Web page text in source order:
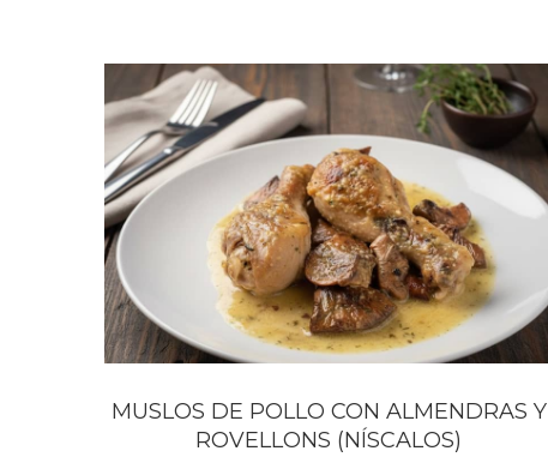
MUSLOS DE POLLO CON ALMENDRAS Y
ROVELLONS (NÍSCALOS)